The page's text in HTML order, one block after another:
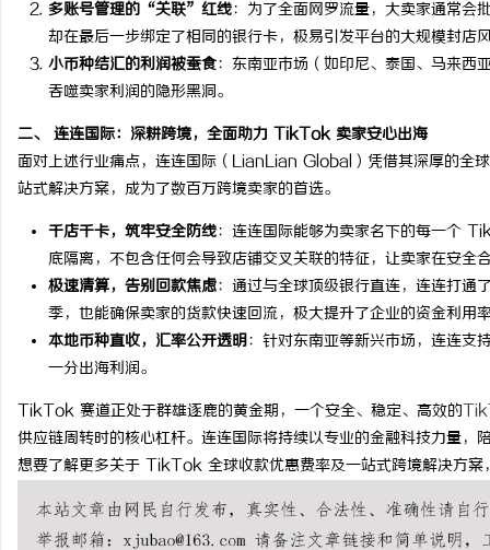
多账号管理的“关联”红线：为了全面网罗流量，大卖家通常
却在最后一步绑定了相同的银行卡，极易引发平台的大规模封店
小币种结汇的利润被蚕食：东南亚市场（如印尼、泰国、马来西
吞噬卖家利润的隐形黑洞。
二、 连连国际：深耕跨境，全面助力 TikTok 卖家安心出海
面对上述行业痛点，连连国际（LianLian Global）凭借其深厚的全
站式解决方案，成为了数百万跨境卖家的首选。
千店千卡，筑牢安全防线：连连国际能够为卖家名下的每一个
底隔离，不包含任何会导致店铺交叉关联的特征，让卖家在安全
极速清算，告别回款焦虑：通过与全球顶级银行直连，连连打通
季，也能确保卖家的货款快速回流，极大提升了企业的资金利用
本地币种直收，汇率公开透明：针对东南亚等新兴市场，连连支
一分出海利润。
TikTok 赛道正处于群雄逐鹿的黄金期，一个安全、稳定、高效的
供应链周转时的核心杠杆。连连国际将持续以专业的金融科技力量，
想要了解更多关于 TikTok 全球收款优惠费率及一站式跨境解决方案
探秘丫丫影院：免费高